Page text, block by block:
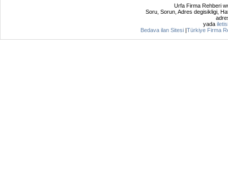
Urfa Firma Rehberi
Soru, Sorun, Adres degisikligi,
yada
Bedava ilan Sitesi |Türkiye Firma